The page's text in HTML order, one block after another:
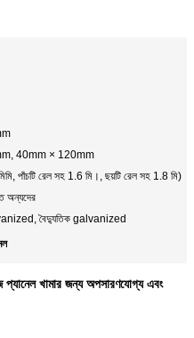
40mm × 120mm
পাঁচটি রেল সহ 1.6 মি।, ছয়টি রেল সহ 1.8 মি)
অন্যদের
বৈদ্যুতিক galvanized
খামার জন্য অপসারণযোগ্য এবং